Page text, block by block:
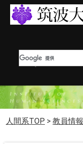
人間系TOP > 教員情報